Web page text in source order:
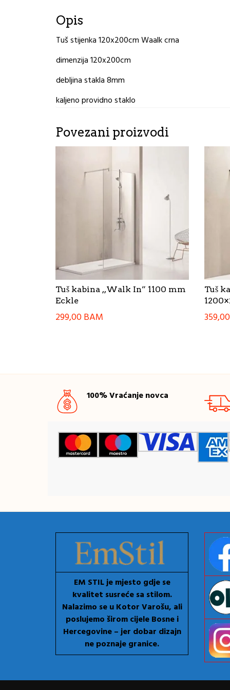
Opis
Tuš stijenka 120x200cm Waalk crna
dimenzija 120x200cm
debljina stakla 8mm
kaljeno providno staklo
Povezani proizvodi
Tuš kabina ,,Walk In” 1100 mm
Eckle
299,00BAM
Tuš
100% Vraćanje novca
EM STIL je mjesto gdje se
kvalitet susreće sa stilom.
Nalazimo se u Kotor Varošu, ali
poslujemo širom cijele Bosne i
Hercegovine – jer dobar dizajn
ne poznaje granice.